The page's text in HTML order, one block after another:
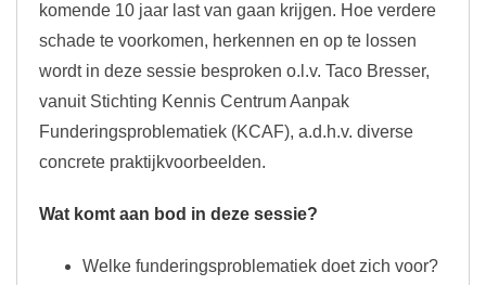
komende 10 jaar last van gaan krijgen. Hoe verdere
schade te voorkomen, herkennen en op te lossen
wordt in deze sessie besproken o.l.v. Taco Bresser,
vanuit Stichting Kennis Centrum Aanpak
Funderingsproblematiek (KCAF), a.d.h.v. diverse
concrete praktijkvoorbeelden.
Wat komt aan bod in deze sessie?
Welke funderingsproblematiek doet zich voor?